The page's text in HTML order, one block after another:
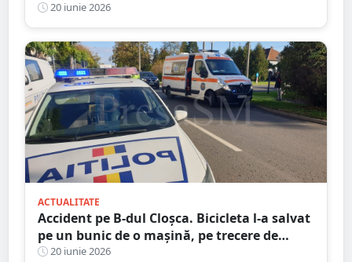
nu spărgeau ușa”
20 iunie 2026
ACTUALITATE
Accident pe B-dul Cloșca. Bicicleta l-a salvat
pe un bunic de o mașină, pe trecere de
pietoni
20 iunie 2026